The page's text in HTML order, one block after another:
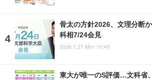
骨太の方針2026、文理分断
科相7/24会見
2026.7.27 Mon 10:45
東大が唯一のS評価…文科省